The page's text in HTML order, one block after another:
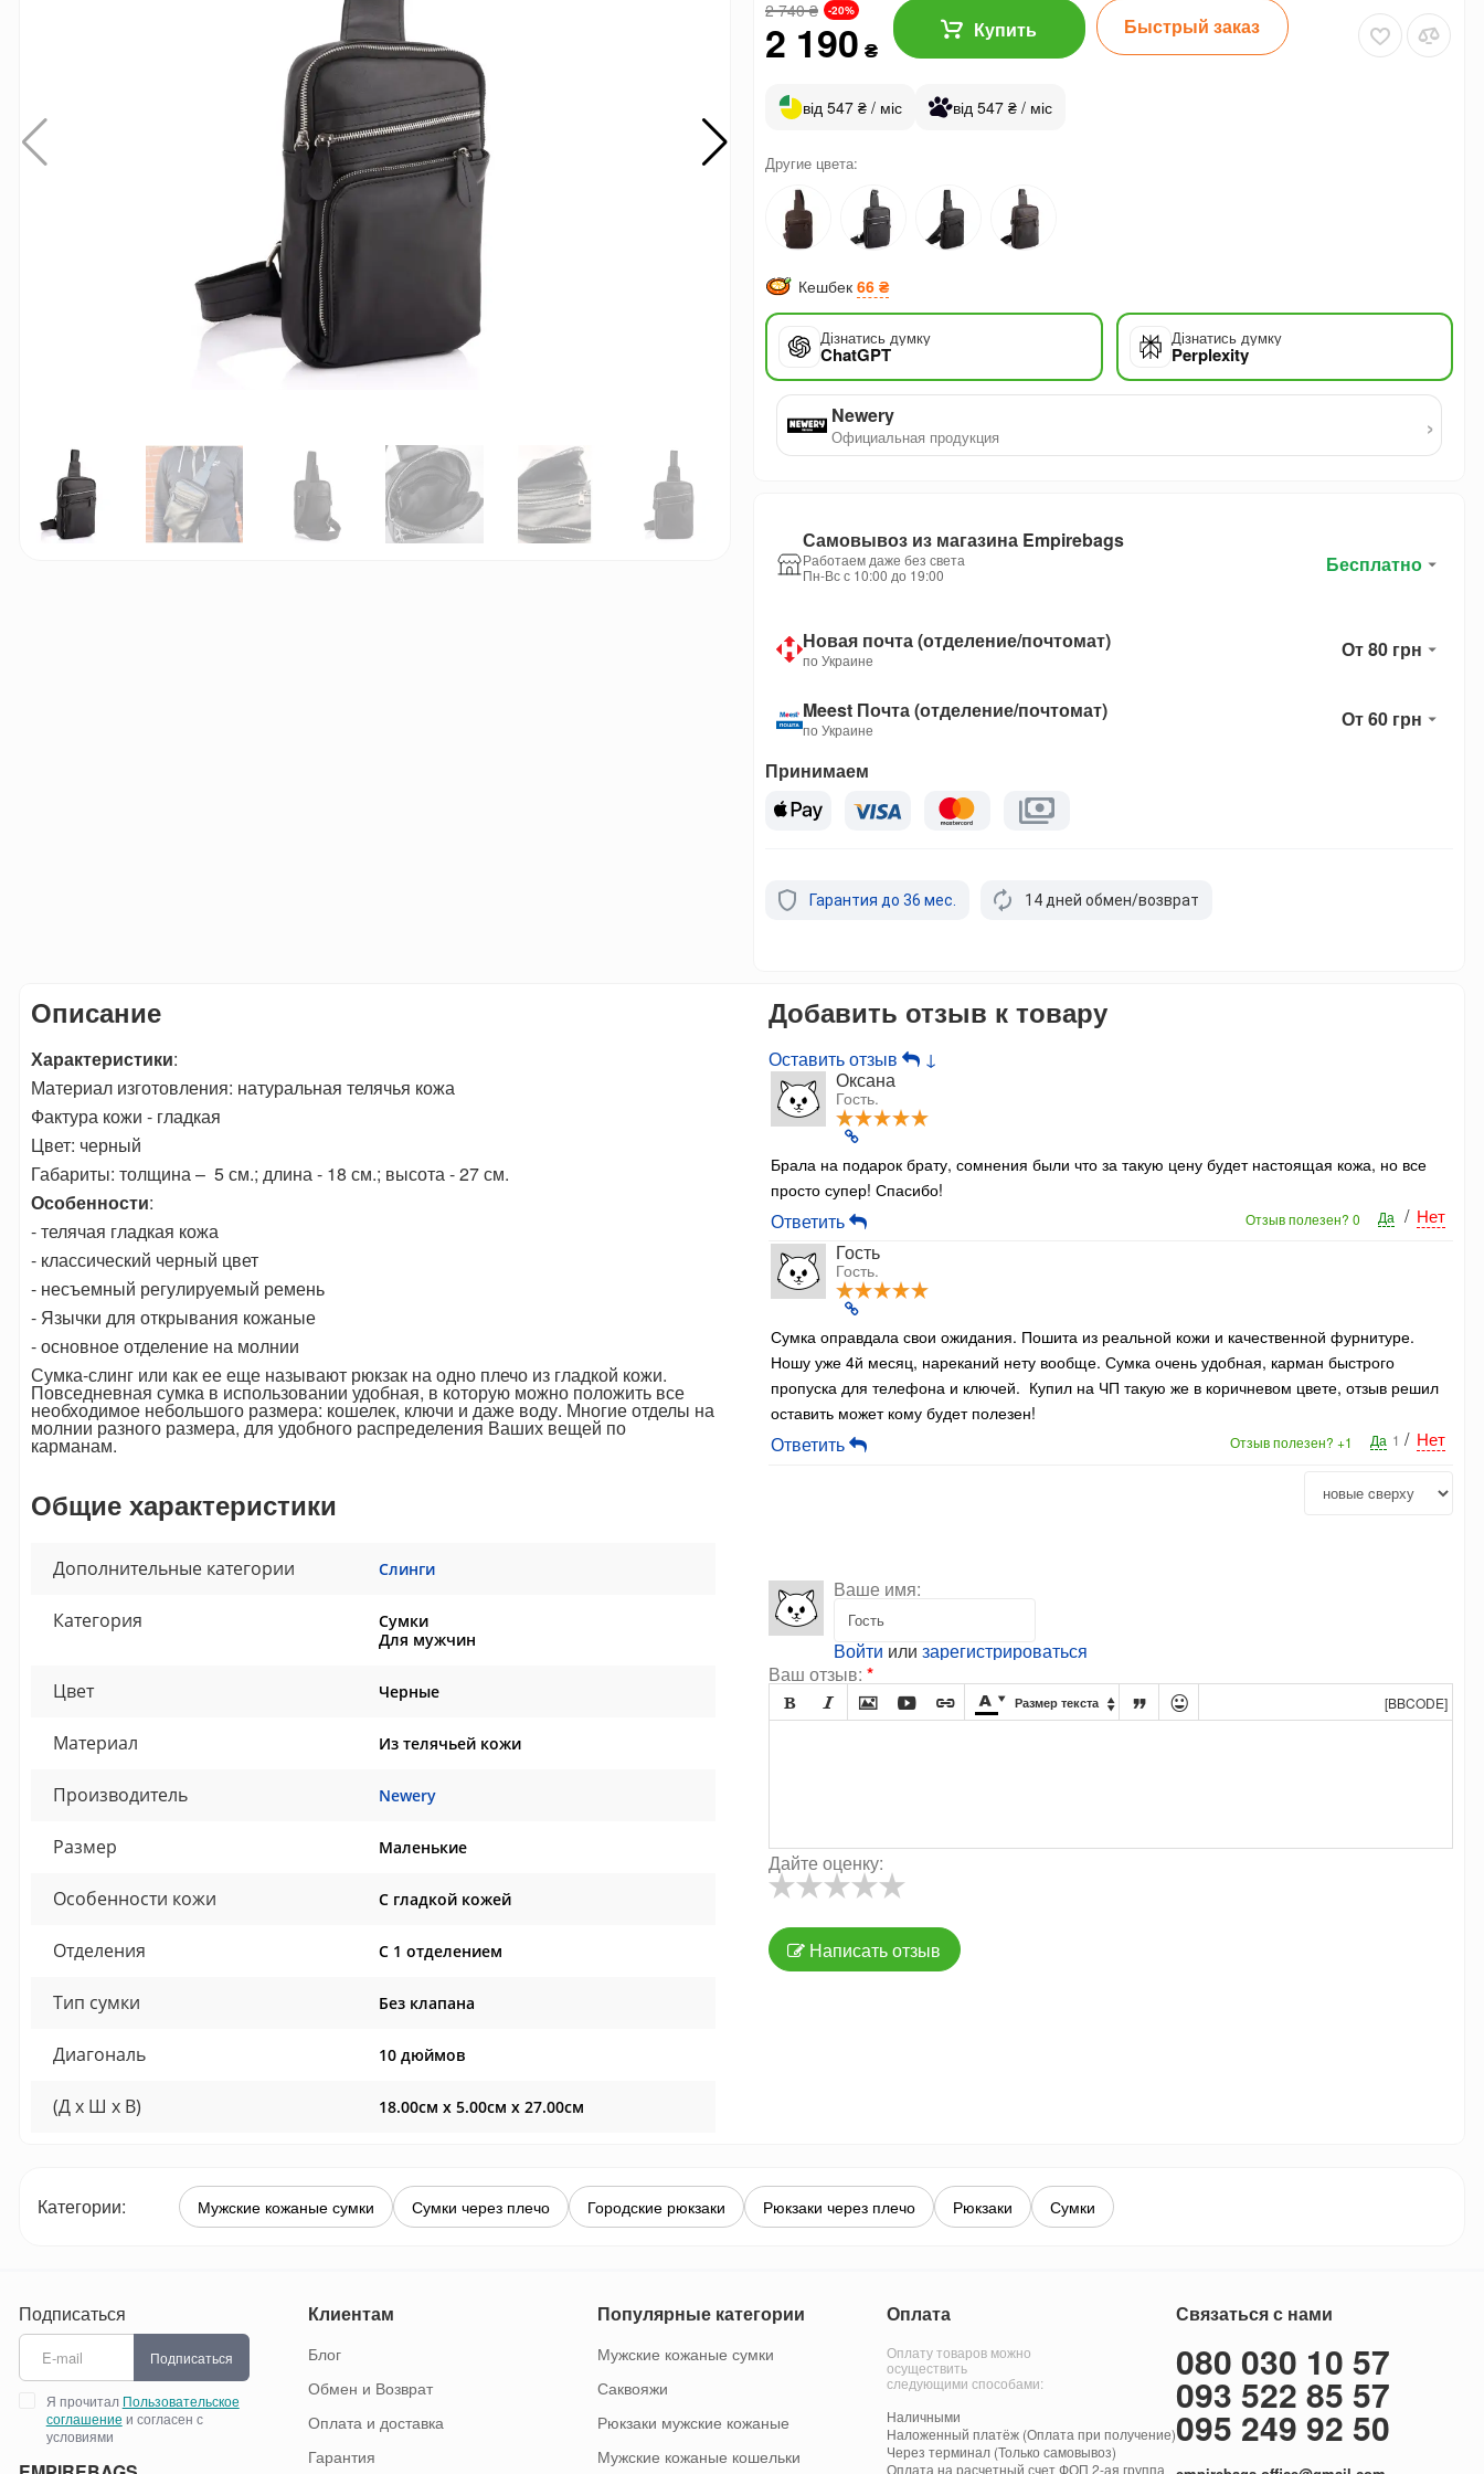
2 740₴ -20%
2 190 ₴
Купить Быстрый заказ
від 547 ₴ / міс від 547 ₴ / міс
Другие цвета:
Кешбек 66 ₴
Дізнатись думку
ChatGPT
Дізнатись думку
Perplexity
Newery
Официальная продукция ›
Самовывоз из магазина Empirebags
Работаем даже без света
Пн-Вс с 10:00 до 19:00
Бесплатно
Новая почта (отделение/почтомат)
по Украине От 80 грн
Meest Почта (отделение/почтомат)
по Украине От 60 грн
Принимаем
Гарантия до 36 мес. 14 дней обмен/возврат
Описание
Характеристики:
Материал изготовления: натуральная телячья кожа
Фактура кожи - гладкая
Цвет: черный
Габариты: толщина – 5 см.; длина - 18 см.; высота - 27 см.
Особенности:
- телячая гладкая кожа
- классический черный цвет
- несъемный регулируемый ремень
- Язычки для открывания кожаные
- основное отделение на молнии
Сумка-слинг или как ее еще называют рюкзак на одно плечо из гладкой кожи.
Повседневная сумка в использовании удобная, в которую можно положить все
необходимое небольшого размера: кошелек, ключи и даже воду. Многие отделы на
молнии разного размера, для удобного распределения Ваших вещей по
карманам.
Общие характеристики
Дополнительные категории Слинги
Категория
Сумки
Для мужчин
Цвет Черные
Материал Из телячьей кожи
Производитель Newery
Размер Маленькие
Особенности кожи С гладкой кожей
Отделения С 1 отделением
Тип сумки Без клапана
Диагональ 10 дюймов
(Д x Ш x В) 18.00см x 5.00см x 27.00см
Добавить отзыв к товару
Оставить отзыв
↓
Оксана
Гость.
Брала на подарок брату, сомнения были что за такую цену будет настоящая кожа, но все
просто супер! Спасибо!
Да / Нет
Отзыв полезен? 0
Ответить
Гость
Гость.
Сумка оправдала свои ожидания. Пошита из реальной кожи и качественной фурнитуре.
Ношу уже 4й месяц, нареканий нету вообще. Сумка очень удобная, карман быстрого
пропуска для телефона и ключей. Купил на ЧП такую же в коричневом цвете, отзыв решил
оставить может кому будет полезен!
Да 1 / Нет
Отзыв полезен? +1
Ответить
Ваше имя:
Войти или зарегистрироваться
Ваш отзыв: *
       Размер текста    [BBCODE]
Дайте оценку:
Написать отзыв
Категории: Мужские кожаные сумки Сумки через плечо Городские рюкзаки Рюкзаки через плечо Рюкзаки Сумки
Подписаться
Подписаться
Я прочитал Пользовательское
соглашение и согласен с
условиями
Клиентам
Блог
Обмен и Возврат
Оплата и доставка
Гарантия
Популярные категории
Мужские кожаные сумки
Саквояжи
Рюкзаки мужские кожаные
Мужские кожаные кошельки
Оплата
Оплату товаров можно
осуществить
следующими способами:
Наличными
Наложенный платёж (Оплата при получение)
Через терминал (Только самовывоз)
Оплата на расчетный счет ФОП 2-ая группа
Связаться с нами
080 030 10 57
093 522 85 57
095 249 92 50